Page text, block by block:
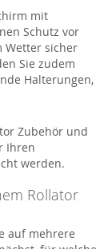
mit
Schutz vor
Wetter sicher
Sie zudem
Halterungen,
Zubehör und
Ihren
werden.
Rollator
auf mehrere